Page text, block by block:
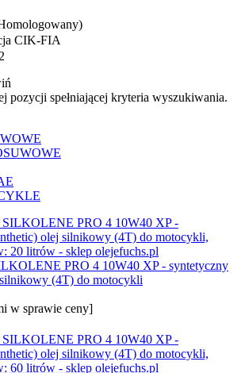
CIK-FIA
pozycji spełniającej kryteria wyszukiwania.
PRO 4 10W40 XP - syntetyczny
(4T) do motocykli
w sprawie ceny]